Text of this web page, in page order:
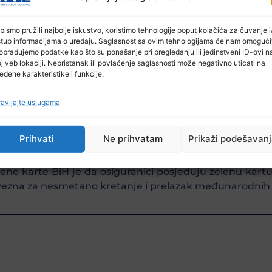
pružili najbolje iskustvo, koristimo tehnologije poput kolačića za čuvanje
informacijama o uređaju. Saglasnost sa ovim tehnologijama će nam
podatke kao što su ponašanje pri pregledanju ili jedinstveni ID-ovi
veb lokaciji. Nepristanak ili povlačenje saglasnosti može negativno uticati na
karakteristike i funkcije.
uslugama
Prihvati Ne prihvatam Prikaži
prouzrokovala vozila s inostranim
zemalja Evropskog ekonomskog prostora,
a, već kao dokaz o postojanju obaveznog
Sistema zelene karte, zelena karta/IMIC je
koji sadrži sve podatke koji su svakom učesniku
društva ili odnosnog nacionalnog biroa
su adrese i telefonski brojevi nacionalnih biroa u
odštetnih zahtjeva proizašlih iz saobraćajnih
karte BiH je da osiguranici posjeduju zelenu
za nesmetano kretanje i prelazak međunarodnih